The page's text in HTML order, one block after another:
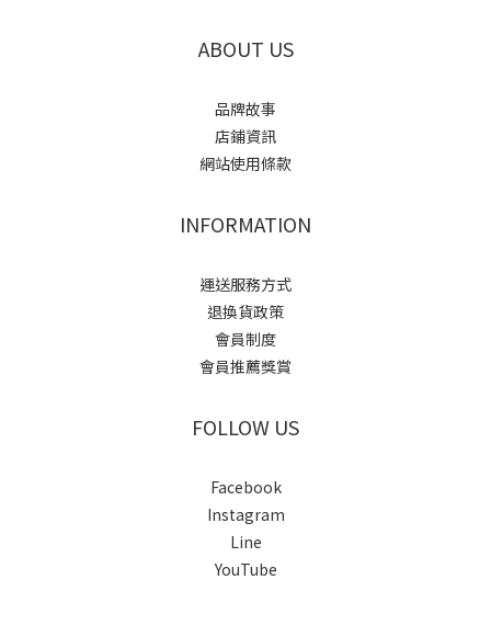
ABOUT US
品牌故事
店鋪資訊
網站使用條款
INFORMATION
運送服務方式
退換貨政策
會員制度
會員推薦獎賞
FOLLOW US
Facebook
Instagram
Line
YouTube